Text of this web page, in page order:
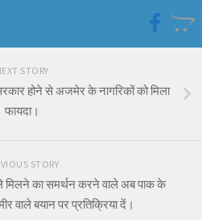
STORY
होने से अजमेर के नागरिकों को मिला
फायदा।
STORY
मिलने का समर्थन करने वाले अब पाक के
वाले बयान पर प्रतिक्रिया दें।